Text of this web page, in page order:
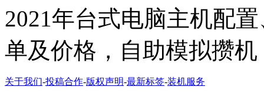
2021年台式电脑主机配
单及价格，自助模拟攒机
关于我们-投稿合作-版权声明-最新标签-装机服务